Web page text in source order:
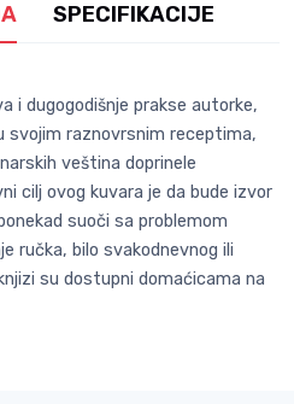
SPECIFIKACIJE
i dugogodišnje prakse autorke,
svojim raznovrsnim receptima,
veština doprinele
cilj ovog kuvara je da bude izvor
suoči sa problemom
ručka, bilo svakodnevnog ili
su dostupni domaćicama na